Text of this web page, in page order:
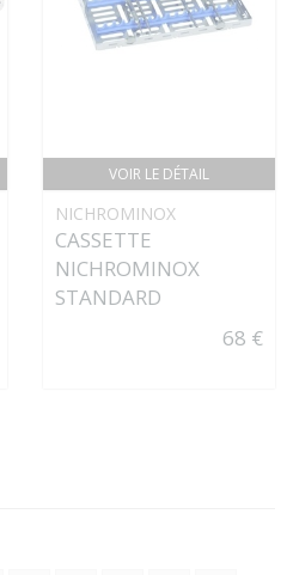
VOIR LE DÉTAIL
NICHROMINOX
CASSETTE
NICHROMINOX
STANDARD
68 €